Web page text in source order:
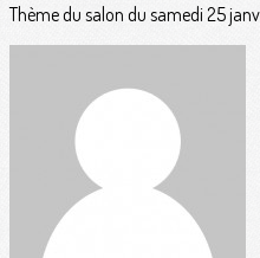
Thème du salon du samedi 25